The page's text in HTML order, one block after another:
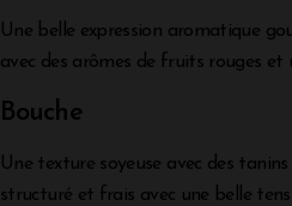
Une belle expression aromatique
avec des arômes de fruits rouges et
Bouche
Une texture soyeuse avec des
structuré et frais avec une belle